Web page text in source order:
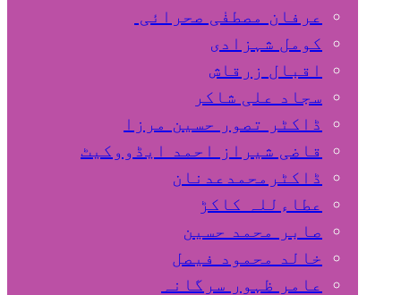
عرفان مصطفٰی صحرائی
کومل شہزادی
اقبال زرقاش
سجاد علی شاکر
ڈاکٹر تصور حسین مرزا
قاضی شیراز احمد ایڈووکیٹ
ڈاکٹرمحمدعدنان
عطاءللہ کاکڑ
صابر محمد حسین
خالد محمود فیصل
عامر ظہور سرگانہ